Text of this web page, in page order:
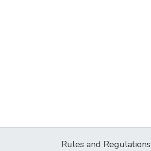
Rules and Regulations